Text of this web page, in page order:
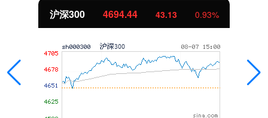
沪深300 4694.44 43.13 0.93%